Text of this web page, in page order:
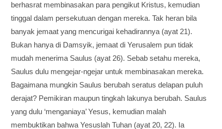
berhasrat membinasakan para pengikut Kristus, kemudian
tinggal dalam persekutuan dengan mereka. Tak heran bila
banyak jemaat yang mencurigai kehadirannya (ayat 21).
Bukan hanya di Damsyik, jemaat di Yerusalem pun tidak
mudah menerima Saulus (ayat 26). Sebab setahu mereka,
Saulus dulu mengejar-ngejar untuk membinasakan mereka.
Bagaimana mungkin Saulus berubah seratus delapan puluh
derajat? Pemikiran maupun tingkah lakunya berubah. Saulus
yang dulu ‘menganiaya’ Yesus, kemudian malah
membuktikan bahwa Yesuslah Tuhan (ayat 20, 22). Ia